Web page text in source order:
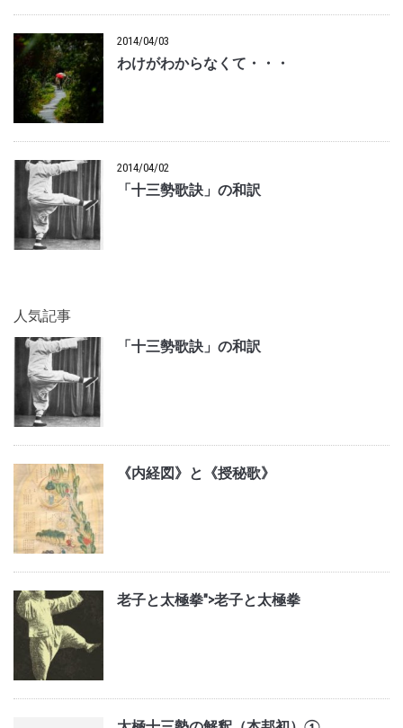
2014/04/03
わけがわからなくて・・・
2014/04/02
「十三勢歌訣」の和訳
人気記事
「十三勢歌訣」の和訳
《内経図》と《授秘歌》
老子と太極拳">老子と太極拳